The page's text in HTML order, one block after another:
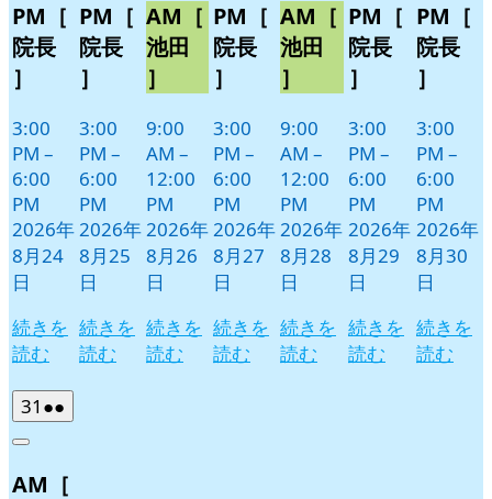
PM［
院長
］
3:00
PM –
6:00
PM
2026年
8月24
日
続きを
読む
PM［
院長
］
3:00
PM –
6:00
PM
2026年
8月25
日
続きを
読む
AM［
池田
］
9:00
AM –
12:00
PM
2026年
8月26
日
続きを
読む
PM［
院長
］
3:00
PM –
6:00
PM
2026年
8月27
日
続きを
読む
AM［
池田
］
9:00
AM –
12:00
PM
2026年
8月28
日
続きを
読む
PM［
院長
］
3:00
PM –
6:00
PM
2026年
8月29
日
続きを
読む
PM［
院長
］
3:00
PM –
6:00
PM
2026年
8月30
日
続きを
読む
31 2026
年
月
●●
件
イ
Close
AM［